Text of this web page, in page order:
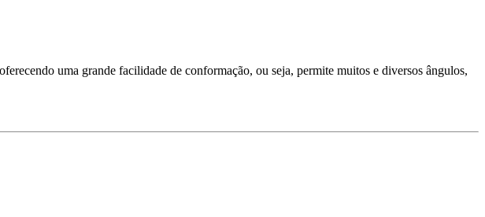
uma grande facilidade de conformação, ou seja, permite muitos e diversos ângulos,